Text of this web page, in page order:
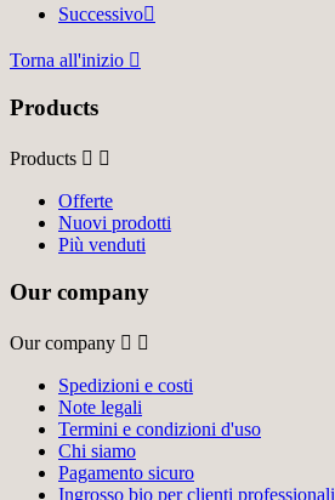
Successivo
Torna all'inizio 
Products
Products  
Offerte
Nuovi prodotti
Più venduti
Our company
Our company  
Spedizioni e costi
Note legali
Termini e condizioni d'uso
Chi siamo
Pagamento sicuro
Ingrosso bio per clienti professionali